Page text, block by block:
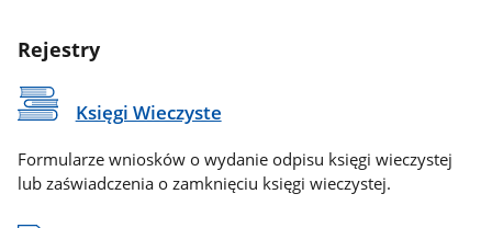
Rejestry
Księgi Wieczyste
Formularze wniosków o wydanie odpisu księgi wieczystej
lub zaświadczenia o zamknięciu księgi wieczystej.